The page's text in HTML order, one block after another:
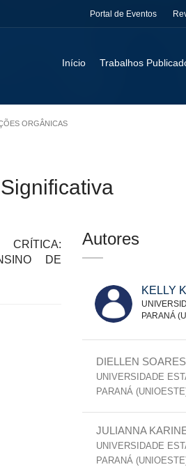
Portal de Eventos
Início Trabalhos
ORGÂNICAS
CRÍTICA:
DE
Autores
KELLY
PARANÁ
DIELLEN
UNIVERSIDADE
PARANÁ
JULIANNA
UNIVERSIDADE
PARANÁ